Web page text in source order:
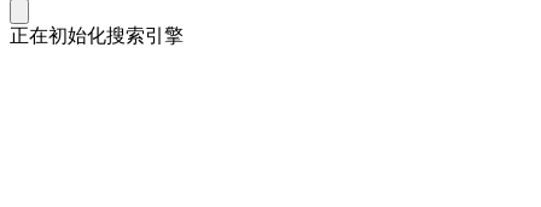
正在初始化搜索引擎